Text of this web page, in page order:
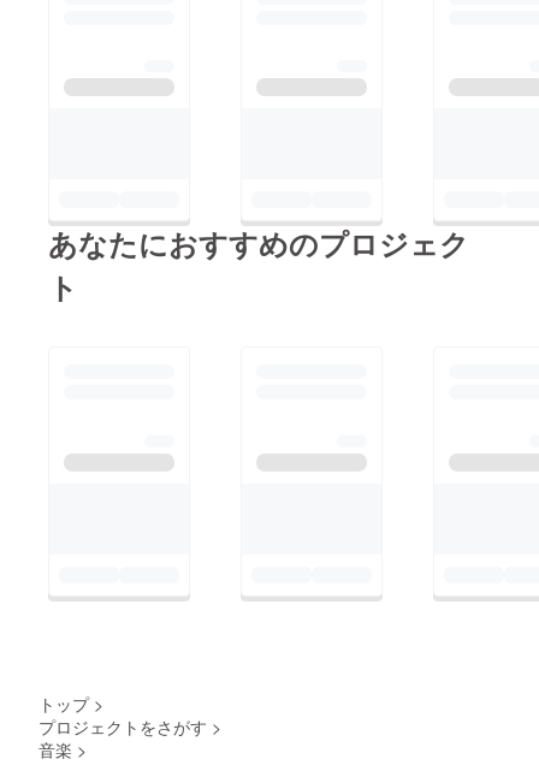
あなたにおすすめのプロジェク
ト
トップ >
プロジェクトをさがす >
音楽 >